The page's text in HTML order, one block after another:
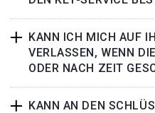
KANN ICH MICH AUF
VERLASSEN, WENN
ODER NACH ZEIT
KANN AN DEN